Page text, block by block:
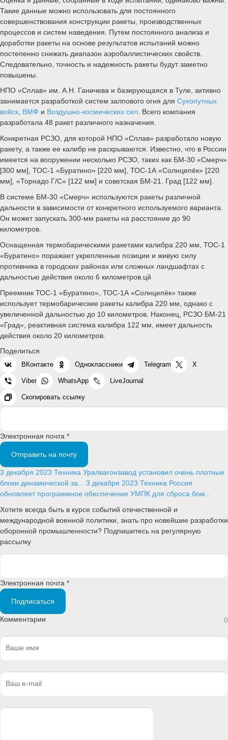
Такие данные можно использовать для постоянного
совершенствования конструкции ракеты, производственных
процессов и систем наведения. Путем постоянного анализа и
доработки ракеты на основе результатов испытаний можно
постепенно снижать диапазон аэробаллистических свойств.
Следовательно, точность и надежность ракеты будут заметно
повышены.
НПО «Сплав» им. А.Н. Ганичева и базирующаяся в Туле, активно
занимается разработкой систем залпового огня для Сухопутных
войск, ВМФ и Воздушно-космических сил. Всего компания
разработала 48 ракет различного назначения.
Конкретная РСЗО, для которой НПО «Сплав» разработало новую
ракету, а также ее калибр не раскрываются. Известно, что в России
имеется на вооружении несколько РСЗО, таких как БМ-30 «Смерч»
[300 мм], ТОС-1 «Буратино» [220 мм], ТОС-1А «Солнцепёк» [220
мм], «Торнадо Г/С» [122 мм] и советская БМ-21. Град [122 мм].
В системе БМ-30 «Смерч» используются ракеты различной
дальности в зависимости от конкретного используемого варианта.
Он может запускать 300-мм ракеты на расстояние до 90
километров.
Оснащенная термобарическими ракетами калибра 220 мм, ТОС-1
«Буратино» поражает укрепленные позиции и живую силу
противника в городских районах или сложных ландшафтах с
дальностью действия около 6 километров.цй
Преемник ТОС-1 «Буратино», ТОС-1А «Солнцепёк» также
использует термобарические ракеты калибра 220 мм, однако с
увеличенной дальностью до 10 километров. Наконец, РСЗО БМ-21
«Град», реактивная система калибра 122 мм, имеет дальность
действия около 20 километров.
Поделиться
ВКонтакте Одноклассники Telegram X
Viber WhatsApp LiveJournal
Скопировать ссылку
Электронная почта *
Отправить на почту
3 декабря 2023 Техника Уралвагонзавод установил очень плотные
блоки динамической за... 3 декабря 2023 Техника Россия
обновляет программное обеспечение УМПК для сброса бом...
Хотите всегда быть в курсе событий отечественной и
международной военной политики, знать про новейшие разработки
оборонной промышленности? Подпишитесь на регулярную
рассылку
Электронная почта *
Подписаться
Комментарии 0